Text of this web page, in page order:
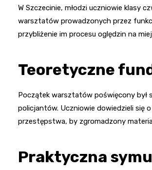
W Szczecinie, młodzi uczniowie klasy
warsztatów prowadzonych przez
przybliżenie im procesu oględzin na
Teoretyczne
Początek warsztatów poświęcony był
policjantów. Uczniowie dowiedzieli się
przestępstwa, by zgromadzony
Praktyczna